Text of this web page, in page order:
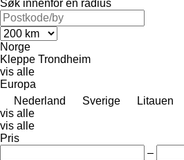
Søk innenfor en radius
Norge
Kleppe Trondheim
vis alle
Europa
Nederland
Sverige Litauen
vis alle
vis alle
Pris
–